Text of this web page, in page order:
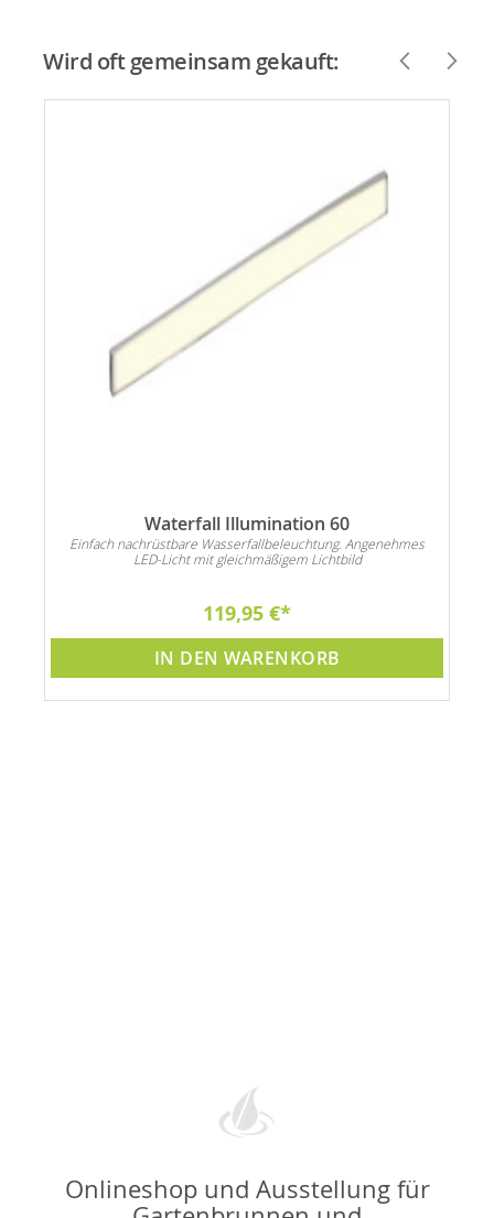
Wird oft gemeinsam gekauft:
Waterfall Illumination 60
Einfach nachrüstbare Wasserfallbeleuchtung. Angenehmes
LED-Licht mit gleichmäßigem Lichtbild
119,95 €
IN DEN WARENKORB
Onlineshop und Ausstellung für